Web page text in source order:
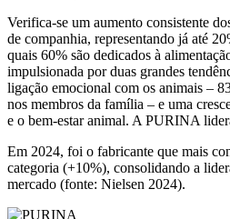
Verifica-se um aumento consistente
de companhia, representando já até
quais 60% são dedicados à
impulsionada por duas grandes
ligação emocional com os animais –
nos membros da família – e uma
e o bem-estar animal. A PURINA
Em 2024, foi o fabricante que mais
categoria (+10%), consolidando a
mercado (fonte: Nielsen 2024).